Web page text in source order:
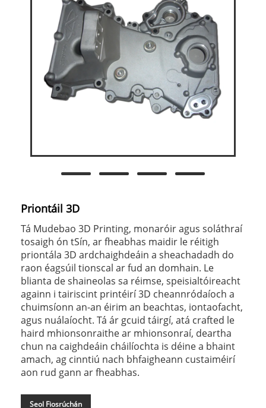
Priontáil 3D
Tá Mudebao 3D Printing, monaróir agus soláthraí
tosaigh ón tSín, ar fheabhas maidir le réitigh
priontála 3D ardchaighdeáin a sheachadadh do
raon éagsúil tionscal ar fud an domhain. Le
blianta de shaineolas sa réimse, speisialtóireacht
againn i tairiscint printéirí 3D cheannródaíoch a
chuimsíonn an-an éirim an beachtas, iontaofacht,
agus nuálaíocht. Tá ár gcuid táirgí, atá crafted le
haird mhionsonraithe ar mhionsonraí, deartha
chun na caighdeáin cháilíochta is déine a bhaint
amach, ag cinntiú nach bhfaigheann custaiméirí
aon rud gann ar fheabhas.
Seol Fiosrúchán